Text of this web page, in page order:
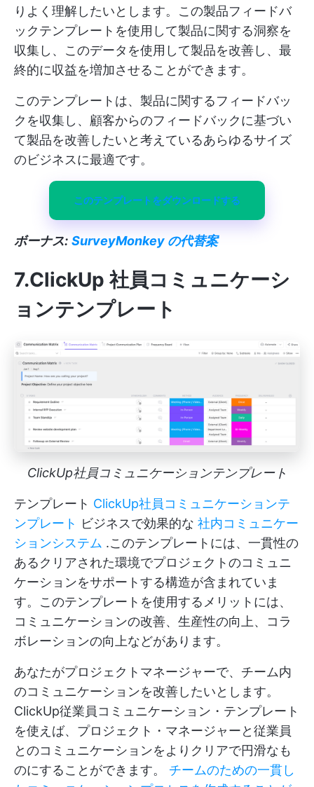
りよく理解したいとします。この製品フィードバ
ックテンプレートを使用して製品に関する洞察を
収集し、このデータを使用して製品を改善し、最
終的に収益を増加させることができます。
このテンプレートは、製品に関するフィードバッ
クを収集し、顧客からのフィードバックに基づい
て製品を改善したいと考えているあらゆるサイズ
のビジネスに最適です。
このテンプレートをダウンロードする
ボーナス: SurveyMonkey の代替案
7.ClickUp 社員コミュニケーシ
ョンテンプレート
ClickUp社員コミュニケーションテンプレート
テンプレート ClickUp社員コミュニケーションテ
ンプレート ビジネスで効果的な 社内コミュニケー
ションシステム .このテンプレートには、一貫性の
あるクリアされた環境でプロジェクトのコミュニ
ケーションをサポートする構造が含まれていま
す。このテンプレートを使用するメリットには、
コミュニケーションの改善、生産性の向上、コラ
ボレーションの向上などがあります。
あなたがプロジェクトマネージャーで、チーム内
のコミュニケーションを改善したいとします。
ClickUp従業員コミュニケーション・テンプレート
を使えば、プロジェクト・マネージャーと従業員
とのコミュニケーションをよりクリアで円滑なも
のにすることができます。 チームのための一貫し